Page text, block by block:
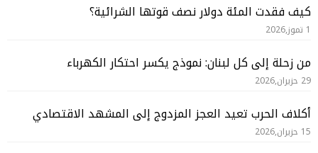
كيف فقدت المئة دولار نصف قوتها الشرائية؟
1 تموز,2026
من زحلة إلى كل لبنان: نموذج يكسر احتكار الكهرباء
29 حزيران,2026
أكلاف الحرب تعيد العجز المزدوج إلى المشهد الاقتصادي
15 حزيران,2026